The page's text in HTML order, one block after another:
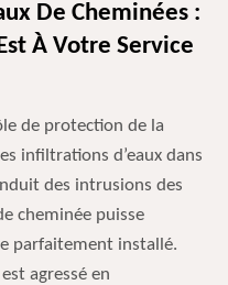
De Cheminées :
À Votre Service
de protection de la
infiltrations d’eaux dans
des intrusions des
cheminée puisse
parfaitement installé.
agressé en